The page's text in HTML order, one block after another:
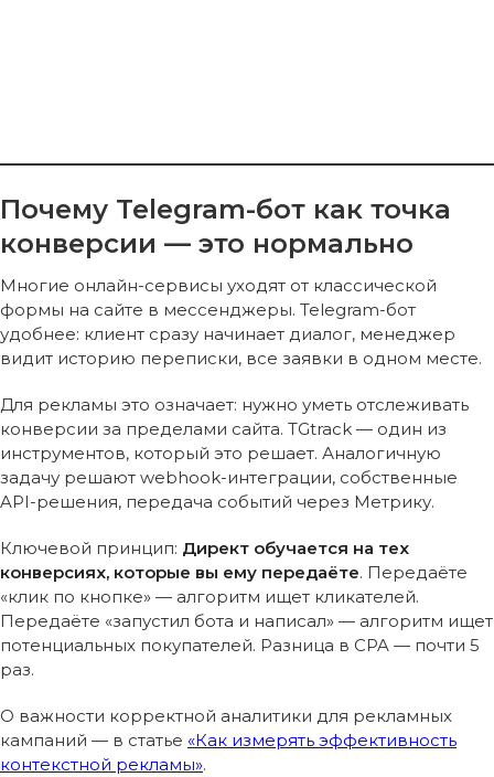
Почему Telegram-бот как точка
конверсии — это нормально
Многие онлайн-сервисы уходят от классической
формы на сайте в мессенджеры. Telegram-бот
удобнее: клиент сразу начинает диалог, менеджер
видит историю переписки, все заявки в одном месте.
Для рекламы это означает: нужно уметь отслеживать
конверсии за пределами сайта. TGtrack — один из
инструментов, который это решает. Аналогичную
задачу решают webhook-интеграции, собственные
API-решения, передача событий через Метрику.
Ключевой принцип: Директ обучается на тех
конверсиях, которые вы ему передаёте. Передаёте
«клик по кнопке» — алгоритм ищет кликателей.
Передаёте «запустил бота и написал» — алгоритм ищет
потенциальных покупателей. Разница в CPA — почти 5
раз.
О важности корректной аналитики для рекламных
кампаний — в статье «Как измерять эффективность
контекстной рекламы».